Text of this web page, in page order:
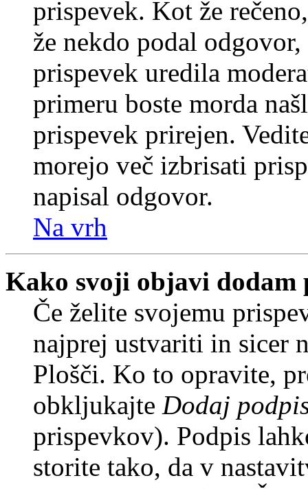
prispevek. Kot že
že nekdo podal
prispevek uredila
primeru boste morda
prispevek prirejen.
morejo več izbrisati
napisal odgovor.
Na vrh
Kako svoji objavi dodam
Če želite svojemu
najprej ustvariti in sicer
Plošči. Ko to opravite,
obkljukajte Dodaj
prispevkov). Podpis
storite tako, da v